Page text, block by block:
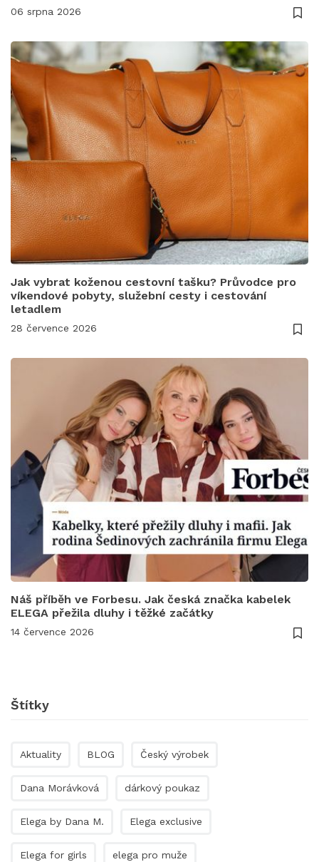
06 srpna 2026
Jak vybrat koženou cestovní tašku? Průvodce pro
víkendové pobyty, služební cesty i cestování
letadlem
28 července 2026
Náš příběh ve Forbesu. Jak česká značka kabelek
ELEGA přežila dluhy i těžké začátky
14 července 2026
Štítky
Aktuality BLOG Český výrobek
Dana Morávková dárkový poukaz
Elega by Dana M. Elega exclusive
Elega for girls elega pro muže